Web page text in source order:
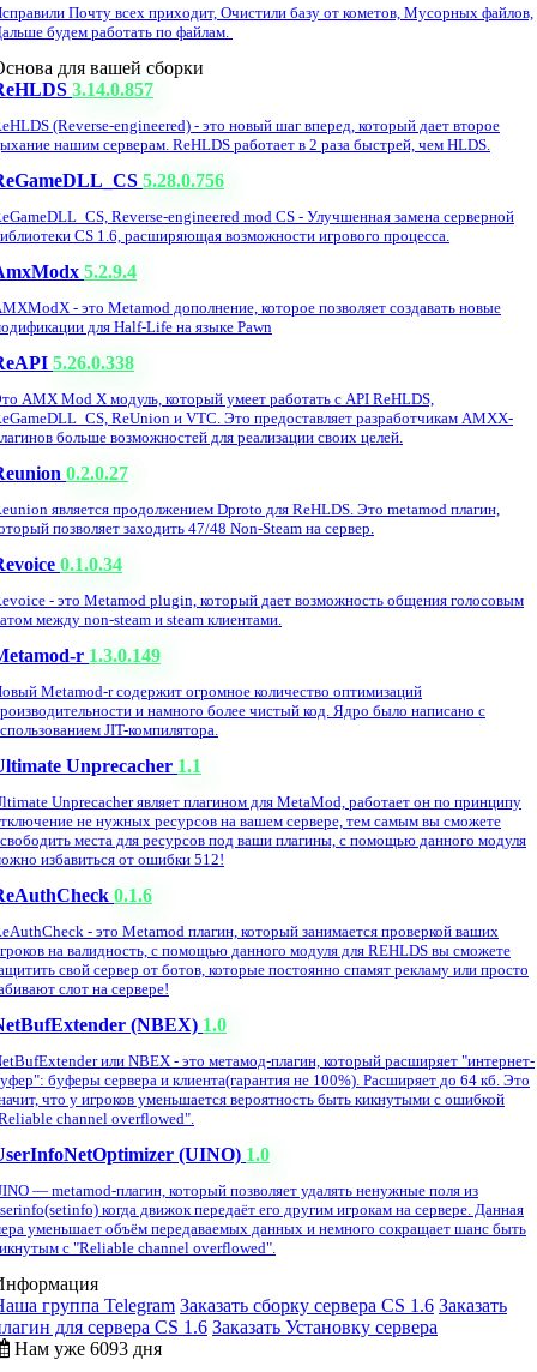
Почту всех приходит, Очистили базу от кометов, Мусорных файлов,
будем работать по файлам.
для вашей сборки
3.14.0.857
(Reverse-engineered) - это новый шаг вперед, который дает второе
нашим серверам. ReHLDS работает в 2 раза быстрей, чем HLDS.
5.28.0.756
Reverse-engineered mod CS - Улучшенная замена серверной
CS 1.6, расширяющая возможности игрового процесса.
5.2.9.4
- это Metamod дополнение, которое позволяет создавать новые
для Half-Life на языке Pawn
5.26.0.338
AMX Mod X модуль, который умеет работать с API ReHLDS,
ReUnion и VTC. Это предоставляет разработчикам AMXX-
больше возможностей для реализации своих целей.
0.2.0.27
является продолжением Dproto для ReHLDS. Это metamod плагин,
позволяет заходить 47/48 Non-Steam на сервер.
0.1.0.34
- это Metamod plugin, который дает возможность общения голосовым
между non-steam и steam клиентами.
r 1.3.0.149
Metamod-r содержит огромное количество оптимизаций
и намного более чистый код. Ядро было написано с
JIT-компилятора.
Unprecacher 1.1
Unprecacher являет плагином для MetaMod, работает он по принципу
не нужных ресурсов на вашем сервере, тем самым вы сможете
места для ресурсов под ваши плагины, с помощью данного модуля
избавиться от ошибки 512!
0.1.6
- это Metamod плагин, который занимается проверкой ваших
на валидность, с помощью данного модуля для REHLDS вы сможете
свой сервер от ботов, которые постоянно спамят рекламу или просто
слот на сервере!
(NBEX) 1.0
или NBEX - это метамод-плагин, который расширяет "интернет-
буферы сервера и клиента(гарантия не 100%). Расширяет до 64 кб. Это
что у игроков уменьшается вероятность быть кикнутыми с ошибкой
channel overflowed".
(UINO) 1.0
— metamod-плагин, который позволяет удалять ненужные поля из
когда движок передаёт его другим игрокам на сервере. Данная
уменьшает объём передаваемых данных и немного сокращает шанс быть
с "Reliable channel overflowed".
группа Telegram Заказать сборку сервера CS 1.6 Заказать
для сервера CS 1.6 Заказать Установку сервера
Нам уже 6093 дня